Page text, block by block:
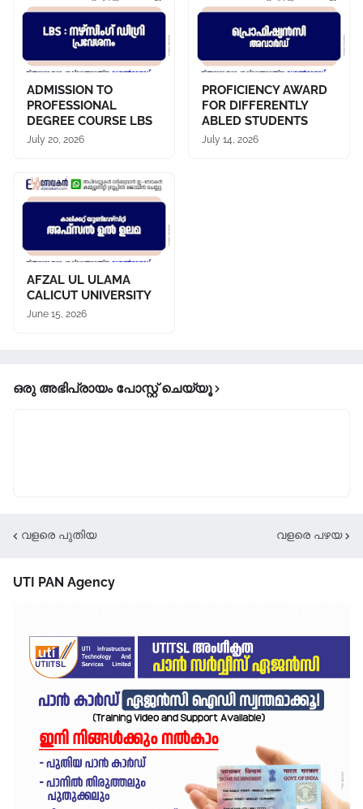
ADMISSION TO
PROFESSIONAL
DEGREE COURSE LBS
July 20, 2026
PROFICIENCY AWARD
FOR DIFFERENTLY
ABLED STUDENTS
July 14, 2026
AFZAL UL ULAMA
CALICUT UNIVERSITY
June 15, 2026
ഒരു അഭിപ്രായം പോസ്റ്റ് ചെയ്യൂ
വളരെ പുതിയ വളരെ പഴയ
UTI PAN Agency